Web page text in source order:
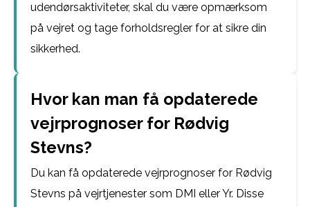
udendørsaktiviteter, skal du være opmærksom
på vejret og tage forholdsregler for at sikre din
sikkerhed.
Hvor kan man få opdaterede
vejrprognoser for Rødvig
Stevns?
Du kan få opdaterede vejrprognoser for Rødvig
Stevns på vejrtjenester som DMI eller Yr. Disse